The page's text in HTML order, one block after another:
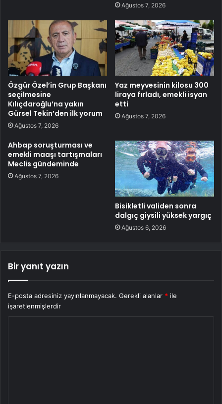
Ağustos 7, 2026
Özgür Özel’in Grup Başkanı
seçilmesine
Kılıçdaroğlu’na yakın
Gürsel Tekin’den ilk yorum
Ağustos 7, 2026
Yaz meyvesinin kilosu 300
liraya fırladı, emekli isyan
etti
Ağustos 7, 2026
Ahbap soruşturması ve
emekli maaşı tartışmaları
Meclis gündeminde
Ağustos 7, 2026
Bisikletli validen sonra
dalgıç giysili yüksek yargıç
Ağustos 6, 2026
Bir yanıt yazın
E-posta adresiniz yayınlanmayacak. Gerekli alanlar * ile
işaretlenmişlerdir